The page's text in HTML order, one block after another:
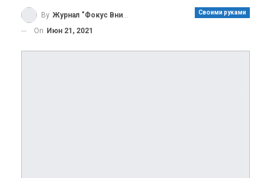
Своими руками
By Журнал "Фокус Внимания"
On Июн 21, 2021